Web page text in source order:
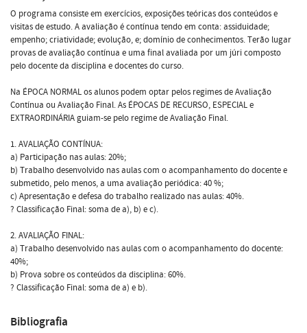
O programa consiste em exercícios, exposições teóricas dos conteúdos e
visitas de estudo. A avaliação é contínua tendo em conta: assiduidade;
empenho; criatividade; evolução, e; domínio de conhecimentos. Terão lugar
provas de avaliação contínua e uma final avaliada por um júri composto
pelo docente da disciplina e docentes do curso.
Na ÉPOCA NORMAL os alunos podem optar pelos regimes de Avaliação
Contínua ou Avaliação Final. As ÉPOCAS DE RECURSO, ESPECIAL e
EXTRAORDINÁRIA guiam-se pelo regime de Avaliação Final.
1. AVALIAÇÃO CONTÍNUA:
a) Participação nas aulas: 20%;
b) Trabalho desenvolvido nas aulas com o acompanhamento do docente e
submetido, pelo menos, a uma avaliação periódica: 40 %;
c) Apresentação e defesa do trabalho realizado nas aulas: 40%.
? Classificação Final: soma de a), b) e c).
2. AVALIAÇÃO FINAL:
a) Trabalho desenvolvido nas aulas com o acompanhamento do docente:
40%;
b) Prova sobre os conteúdos da disciplina: 60%.
? Classificação Final: soma de a) e b).
Bibliografia